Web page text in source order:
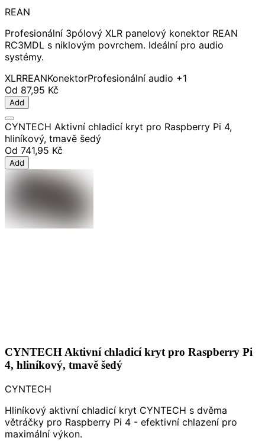
REAN
Profesionální 3pólový XLR panelový konektor REAN
RC3MDL s niklovým povrchem. Ideální pro audio
systémy.
XLRREANKonektorProfesionální audio +1
Od 87,95 Kč
Add
CYNTECH Aktivní chladicí kryt pro Raspberry Pi 4,
hliníkový, tmavě šedý
Od 741,95 Kč
Add
CYNTECH Aktivní chladicí kryt pro Raspberry Pi
4, hliníkový, tmavě šedý
CYNTECH
Hliníkový aktivní chladicí kryt CYNTECH s dvěma
větráčky pro Raspberry Pi 4 - efektivní chlazení pro
maximální výkon.